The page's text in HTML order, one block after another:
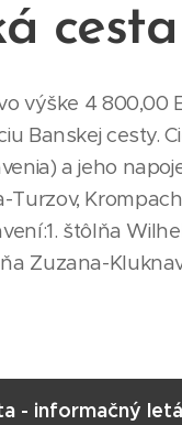
cesta
výške 4 800,00
Banskej cesty.
a jeho
štôlňa
Zuzana-
- informačný